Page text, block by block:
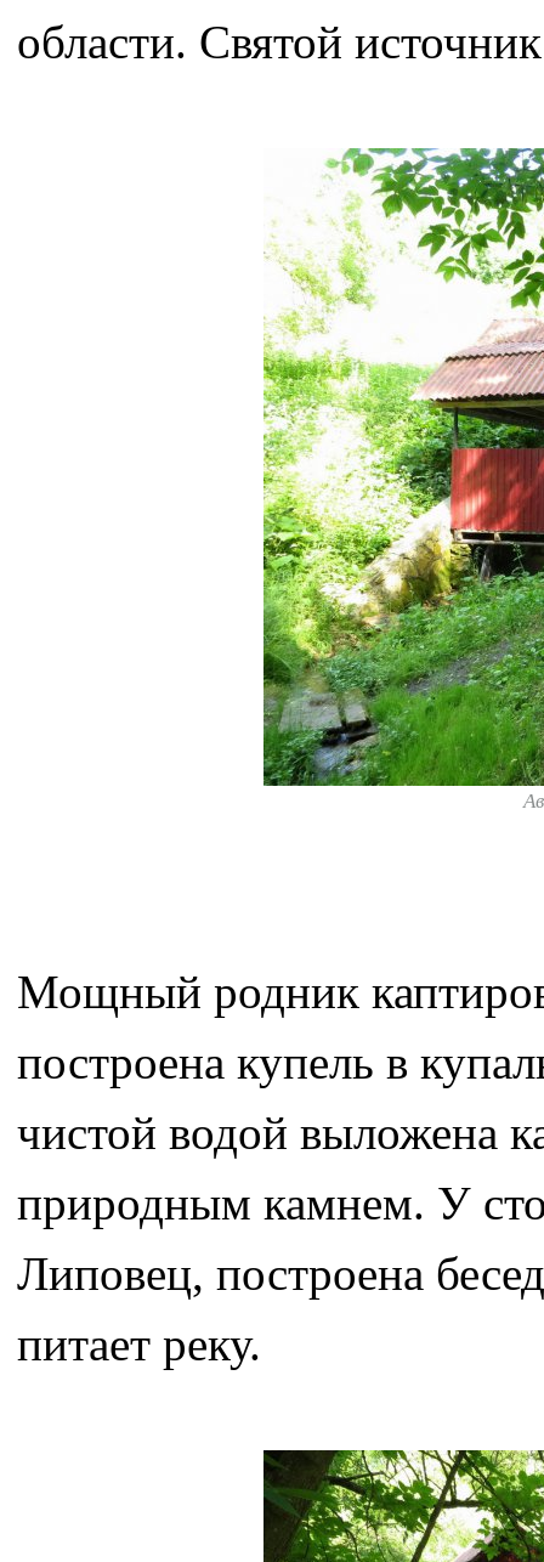
области. Святой
Мощный родник
построена купель в
чистой водой выложена
природным камнем. У
Липовец, построена
питает реку.